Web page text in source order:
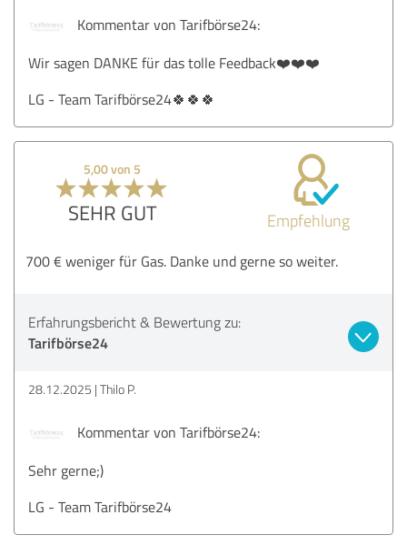
Kommentar von Tarifbörse24:
Wir sagen DANKE für das tolle Feedback❤️❤️❤️
LG - Team Tarifbörse24🍀🍀🍀
5,00 von 5
SEHR GUT Empfehlung
700 € weniger für Gas. Danke und gerne so weiter.
Erfahrungsbericht & Bewertung zu:
Tarifbörse24
28.12.2025 Thilo P.
Kommentar von Tarifbörse24:
Sehr gerne;)
LG - Team Tarifbörse24